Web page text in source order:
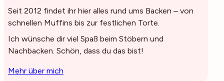
Seit 2012 findet ihr hier alles rund ums Backen – von
schnellen Muffins bis zur festlichen Torte.
Ich wünsche dir viel Spaß beim Stöbern und
Nachbacken. Schön, dass du das bist!
Mehr über mich